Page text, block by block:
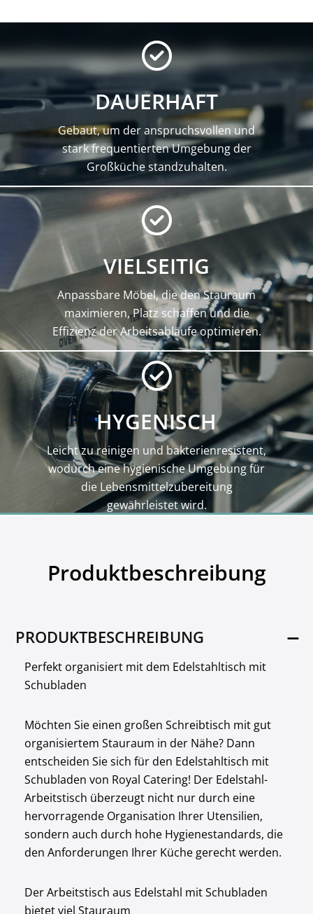
DAUERHAFT
Gebaut, um der anspruchsvollen und
stark frequentierten Umgebung der
Großküche standzuhalten.
VIELSEITIG
Anpassbare Möbel, die den Stauraum
maximieren, Platz schaffen und die
Effizienz der Arbeitsabläufe optimieren.
HYGENISCH
Leicht zu reinigen und bakterienresistent,
wodurch eine hygienische Umgebung für
die Lebensmittelzubereitung
gewährleistet wird.
Produktbeschreibung
PRODUKTBESCHREIBUNG
Perfekt organisiert mit dem Edelstahltisch mit
Schubladen
Möchten Sie einen großen Schreibtisch mit gut
organisiertem Stauraum in der Nähe? Dann
entscheiden Sie sich für den Edelstahltisch mit
Schubladen von Royal Catering! Der Edelstahl-
Arbeitstisch überzeugt nicht nur durch eine
hervorragende Organisation Ihrer Utensilien,
sondern auch durch hohe Hygienestandards, die
den Anforderungen Ihrer Küche gerecht werden.
Der Arbeitstisch aus Edelstahl mit Schubladen
bietet viel Stauraum